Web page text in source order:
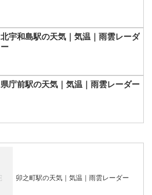
北宇和島駅の天気｜気温｜雨雲レーダ
ー
県庁前駅の天気｜気温｜雨雲レーダー
卯之町駅の天気｜気温｜雨雲レーダー